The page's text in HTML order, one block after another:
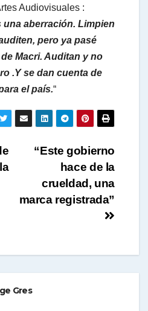
Audiovisuales :
una aberración. Limpien
pero ya pasé
Macri. Auditan y no
.Y se dan cuenta de
el país.“
“Este gobierno
hace de la
crueldad, una
marca registrada”
Gres